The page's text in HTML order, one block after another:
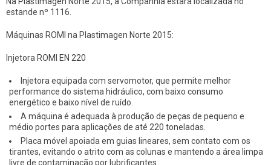
estande nº 1116.
Máquinas ROMI na Plastimagen Norte 2015:
Injetora ROMI EN 220
Injetora equipada com servomotor, que permite melhor
performance do sistema hidráulico, com baixo consumo
energético e baixo nível de ruído.
A máquina é adequada à produção de peças de pequeno e
médio portes para aplicações de até 220 toneladas.
Placa móvel apoiada em guias lineares, sem contato com os
tirantes, evitando o atrito com as colunas e mantendo a área limpa
livre de contaminação por lubrificantes.